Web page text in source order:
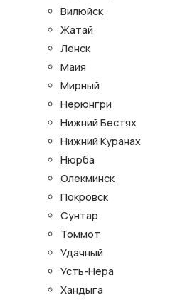
Вилюйск
Жатай
Ленск
Майя
Мирный
Нерюнгри
Нижний Бестях
Нижний Куранах
Нюрба
Олекминск
Покровск
Сунтар
Томмот
Удачный
Усть-Нера
Хандыга